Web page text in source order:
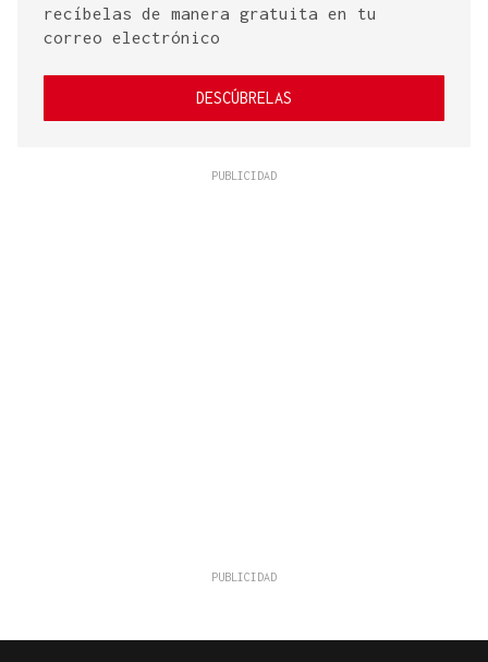
recíbelas de manera gratuita en tu
correo electrónico
DESCÚBRELAS